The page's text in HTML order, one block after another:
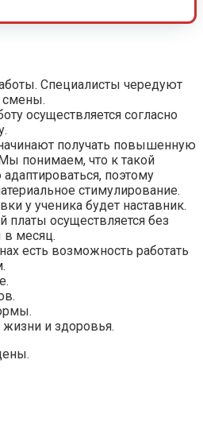
Специалисты чередуют
осуществляется согласно
получать повышенную
понимаем, что к такой
поэтому
стимулирование.
у ученика будет наставник.
платы осуществляется без
месяц.
есть возможность работать
жизни и здоровья.